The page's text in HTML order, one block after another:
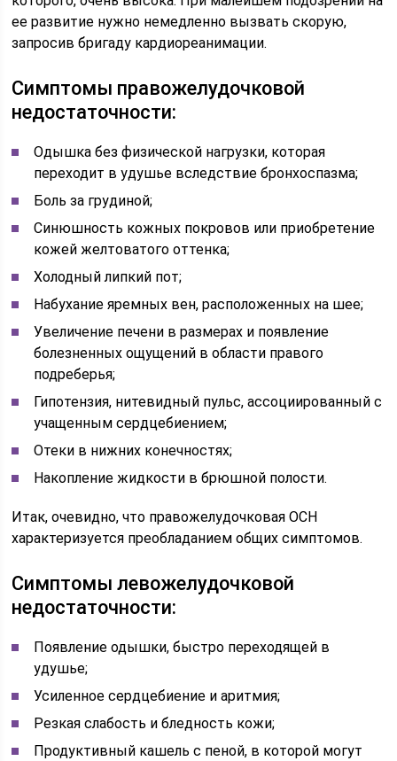
ее развитие нужно немедленно вызвать скорую,
запросив бригаду кардиореанимации.
Симптомы правожелудочковой
недостаточности:
Одышка без физической нагрузки, которая
переходит в удушье вследствие бронхоспазма;
Боль за грудиной;
Синюшность кожных покровов или приобретение
кожей желтоватого оттенка;
Холодный липкий пот;
Набухание яремных вен, расположенных на шее;
Увеличение печени в размерах и появление
болезненных ощущений в области правого
подреберья;
Гипотензия, нитевидный пульс, ассоциированный с
учащенным сердцебиением;
Отеки в нижних конечностях;
Накопление жидкости в брюшной полости.
Итак, очевидно, что правожелудочковая ОСН
характеризуется преобладанием общих симптомов.
Симптомы левожелудочковой
недостаточности:
Появление одышки, быстро переходящей в
удушье;
Усиленное сердцебиение и аритмия;
Резкая слабость и бледность кожи;
Продуктивный кашель с пеной, в которой могут